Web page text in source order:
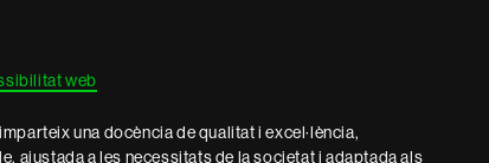
web
una docència de qualitat i excel·lència,
ajustada a les necessitats de la societat i adaptada als